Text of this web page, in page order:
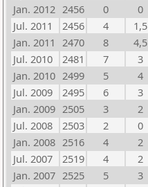
Jan. 2012 2456 0
0
Jul. 2011
2456 4
1,5
Jan. 2011 2470 8
4,5
Jul. 2010
2481 7
3
Jan. 2010 2499 5
4
Jul. 2009
2495 6
3
Jan. 2009 2505 3
2
Jul. 2008
2503 2
0
Jan. 2008 2516 4
2
Jul. 2007
2519 4
2
Jan. 2007 2525 5
3